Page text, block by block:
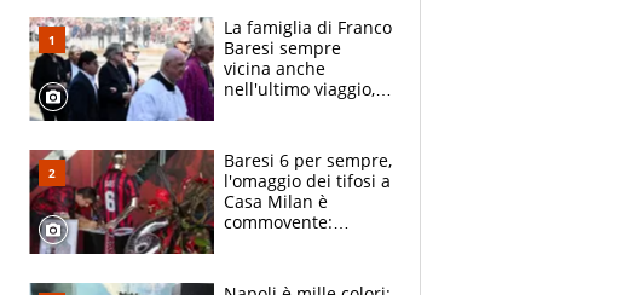
La famiglia di Franco
Baresi sempre
vicina anche
nell'ultimo viaggio,
circondati
dall'affetto dei tifosi
Baresi 6 per sempre,
l'omaggio dei tifosi a
Casa Milan è
commovente:
bigliettini